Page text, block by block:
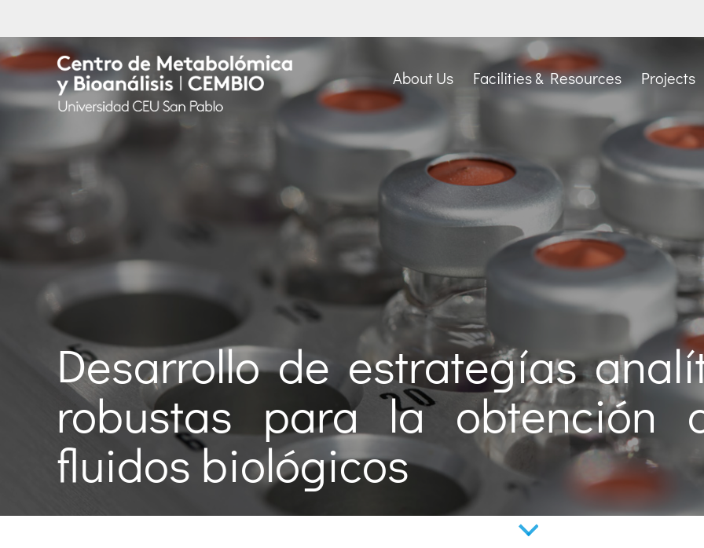
About Us Facilities & Resources Projects
Desarrollo de estrategías
robustas para la obtención
fluidos biológicos